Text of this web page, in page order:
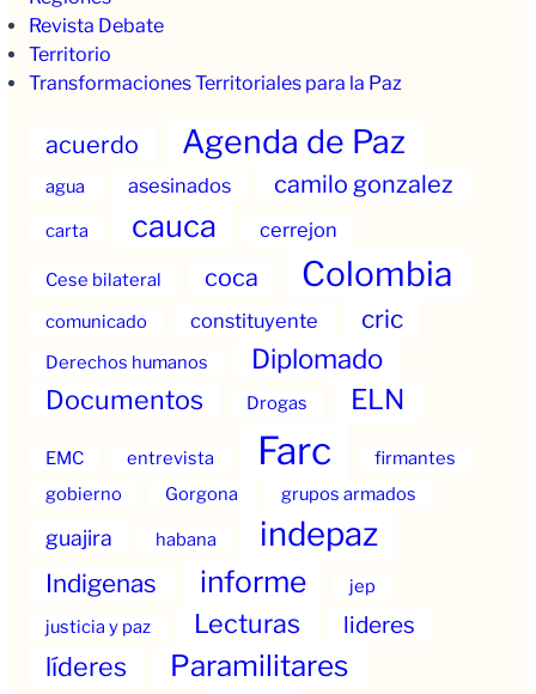
Revista Debate
Territorio
Transformaciones Territoriales para la Paz
acuerdo Agenda de Paz
agua asesinados camilo gonzalez
carta cauca cerrejon
Cese bilateral coca Colombia
comunicado constituyente cric
Derechos humanos Diplomado
Documentos Drogas ELN
EMC entrevista Farc
firmantes
gobierno
Gorgona grupos armados
guajira habana indepaz
Indigenas informe
jep
justicia y paz
Lecturas lideres
líderes Paramilitares